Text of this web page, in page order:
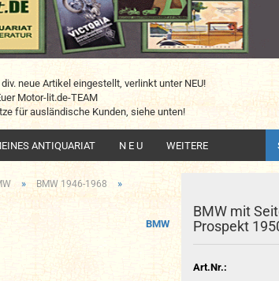
neue Artikel eingestellt, verlinkt unter NEU!
Motor-lit.de-TEAM
für ausländische Kunden, siehe unten!
ANTIQUARIAT N E U WEITERE
» BMW 1946-1968 »
BMW
BMW mit
Prospekt
Art.Nr.: